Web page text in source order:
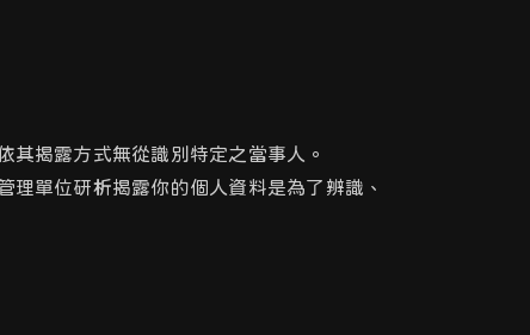
其揭露方式無從識別特定之當事人。
單位研析揭露你的個人資料是為了辨識、